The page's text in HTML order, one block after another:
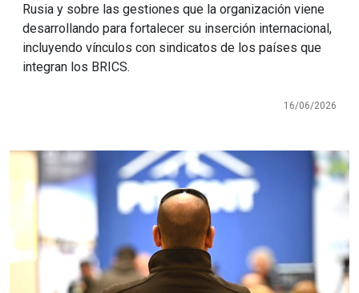
Rusia y sobre las gestiones que la organización viene
desarrollando para fortalecer su inserción internacional,
incluyendo vínculos con sindicatos de los países que
integran los BRICS.
16/06/2026
Imagen